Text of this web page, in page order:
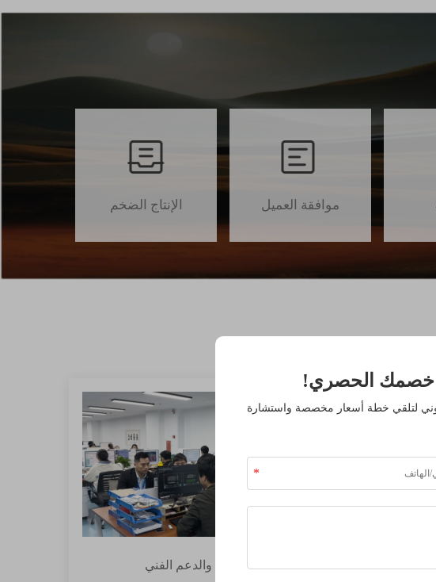
موافقة العميل الإنتاج الضخم
الإصلاح المهني والدعم الفني
خصمك الحصري!
لتلقي خطة أسعار مخصصة واستشارة